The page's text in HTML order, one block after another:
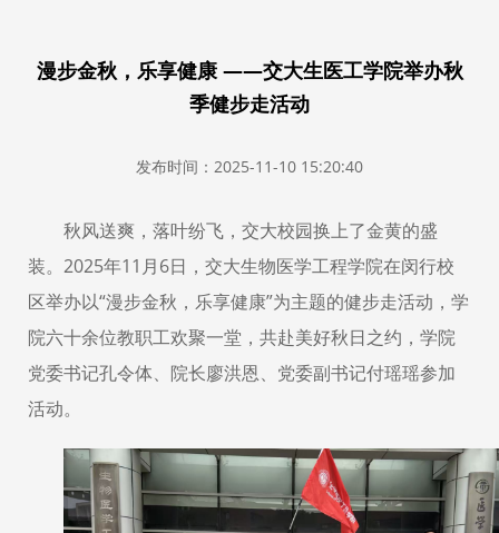
漫步金秋，乐享健康 ——交大生医工学院举办秋
季健步走活动
发布时间：2025-11-10 15:20:40
秋风送爽，落叶纷飞，交大校园换上了金黄的盛
装。2025年11月6日，交大生物医学工程学院在闵行校
区举办以“漫步金秋，乐享健康”为主题的健步走活动，学
院六十余位教职工欢聚一堂，共赴美好秋日之约，学院
党委书记孔令体、院长廖洪恩、党委副书记付瑶瑶参加
活动。